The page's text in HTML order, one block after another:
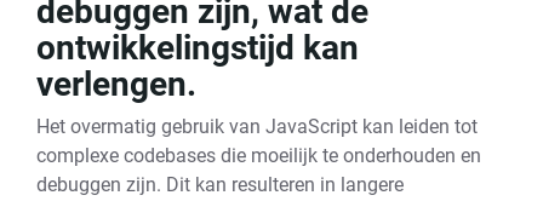
debuggen zijn, wat de
ontwikkelingstijd kan
verlengen.
Het overmatig gebruik van JavaScript kan leiden tot
complexe codebases die moeilijk te onderhouden en
debuggen zijn. Dit kan resulteren in langere